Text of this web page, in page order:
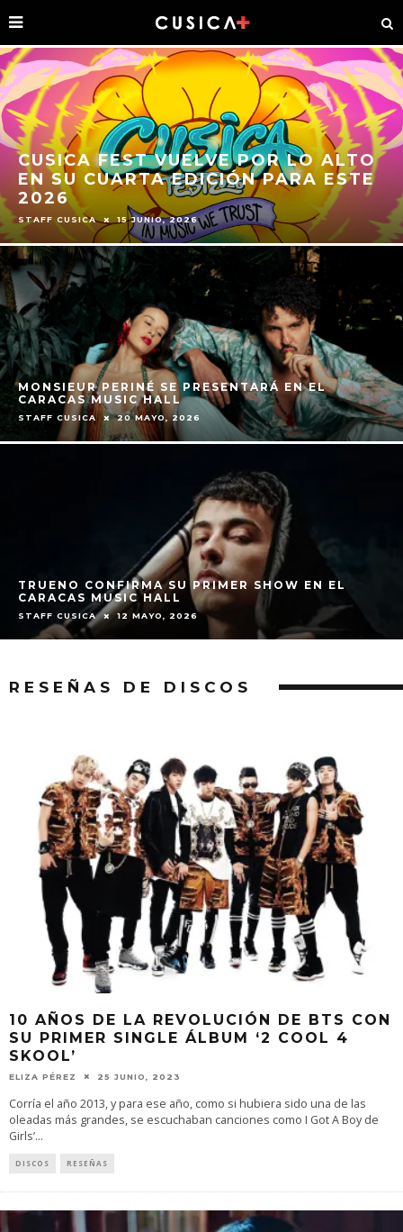
SIMON GROSSMANN LLEVA SU GIRA
‘EMPEZAR GANANDO’ A CARACAS
STAFF CUSICA 16 ABRIL, 2026
CONCIERTO DE MICRO TDH EN CARACAS SE
MUDA A LA CONCHA ACÚSTICA DE BELLO MONTE
STAFF CUSICA 15 ABRIL, 2026
ORESTES GÓMEZ TRAERÁ SUS TAMBORES AL
CARACAS MUSIC HALL
STAFF CUSICA 12 FEBRERO, 2026
RESEÑAS DE DISCOS
10 AÑOS DE LA REVOLUCIÓN DE BTS CON
SU PRIMER SINGLE ÁLBUM ‘2 COOL 4
SKOOL’
ELIZA PÉREZ 25 JUNIO, 2023
Corría el año 2013, y para ese año, como si hubiera sido una de las
oleadas más grandes, se escuchaban canciones como I Got A Boy de
Girls’...
DISCOS RESEÑAS